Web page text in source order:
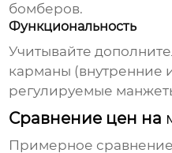
бомберов.
Функциональность
Учитывайте
карманы
регулируемые
Сравнение цен на
Примерное